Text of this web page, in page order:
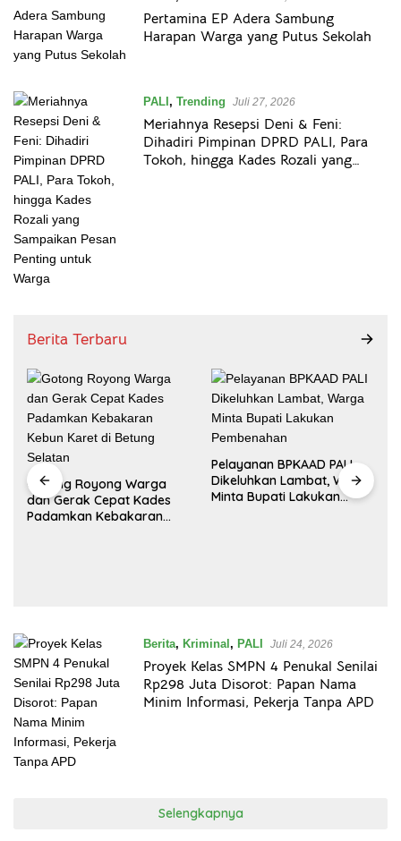
Pertamina EP Adera Sambung
Harapan Warga yang Putus Sekolah
PALI, Trending Juli 27, 2026
Meriahnya Resepsi Deni & Feni:
Dihadiri Pimpinan DPRD PALI, Para
Tokoh, hingga Kades Rozali yang
Berita Terbaru
Pelayanan BPKAAD PALI
Dikeluhkan Lambat, Warga
Minta Bupati Lakukan
Pembenahan
Membanggakan! Siswi SDN
6 Penukal Harumkan
Nama PALI Lewat Prestasi
Berita, Kriminal, PALI Juli 24, 2026
Proyek Kelas SMPN 4 Penukal Senilai
Rp298 Juta Disorot: Papan Nama
Minim Informasi, Pekerja Tanpa APD
Selengkapnya